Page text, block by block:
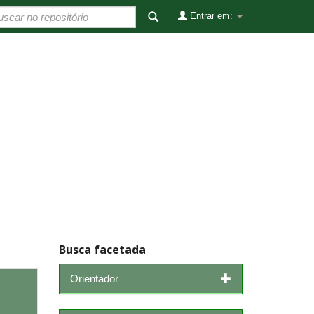
Entrar em:
Busca facetada
Orientador